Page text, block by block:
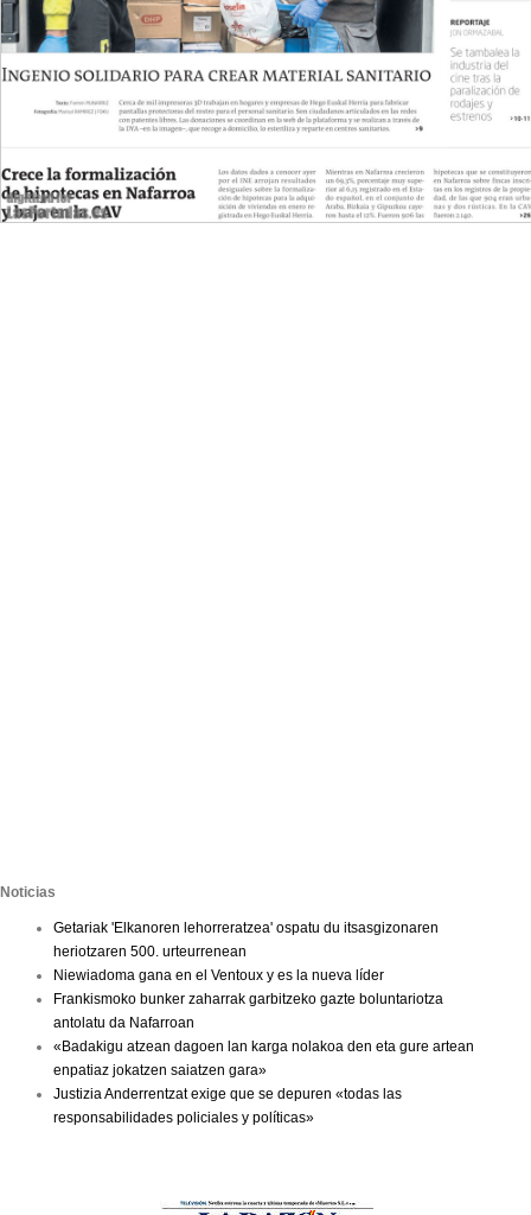
Noticias
Getariak 'Elkanoren lehorreratzea' ospatu du itsasgizonaren
heriotzaren 500. urteurrenean
Niewiadoma gana en el Ventoux y es la nueva líder
Frankismoko bunker zaharrak garbitzeko gazte boluntariotza
antolatu da Nafarroan
«Badakigu atzean dagoen lan karga nolakoa den eta gure artean
enpatiaz jokatzen saiatzen gara»
Justizia Anderrentzat exige que se depuren «todas las
responsabilidades policiales y políticas»